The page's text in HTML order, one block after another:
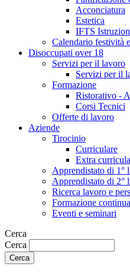
Acconciatura
Estetica
IFTS
Calendario festività
Disoccupati over 18
Servizi per il lavoro
Servizi per il
Formazione
Ristorativo -
Corsi Tecnici
Offerte di lavoro
Aziende
Tirocinio
Curriculare
Extra
Apprendistato di
Apprendistato di
Ricerca lavoro e
Formazione continua
Eventi e seminari
Cerca
Cerca